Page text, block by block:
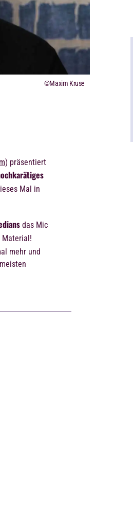
©Maxim Kruse
) präsentiert
Mal in
das Mic
Material!
mehr und